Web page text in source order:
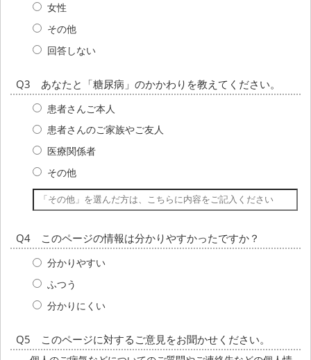
女性
その他
回答しない
Q3 あなたと「糖尿病」のかかわりを教えてください。
患者さんご本人
患者さんのご家族やご友人
医療関係者
その他
Q4 このページの情報は分かりやすかったですか？
分かりやすい
ふつう
分かりにくい
Q5 このページに対するご意見をお聞かせください。